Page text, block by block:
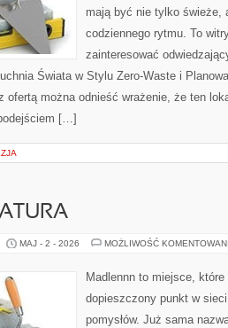
mają być nie tylko świeże,
codziennego rytmu. To
zainteresować
Świata w Stylu Zero-Waste i
ofertą można odnieść wrażenie, że ten
[…]
MAJ - 2 - 2026 MOŻLIWOŚĆ
Madlennn to miejsce,
dopieszczony punkt w
pomysłów. Już sama